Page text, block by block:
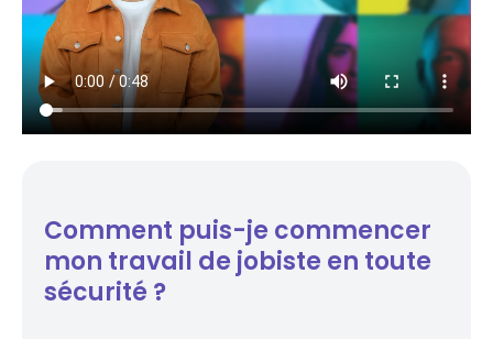
Comment puis-je commencer
mon travail de jobiste en toute
sécurité ?